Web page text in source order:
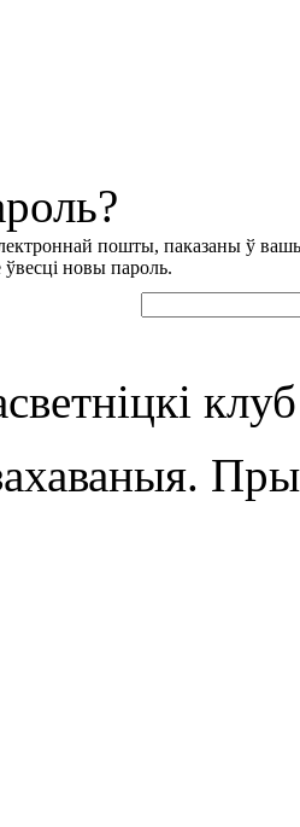
пошты, паказаны ў
новы пароль.